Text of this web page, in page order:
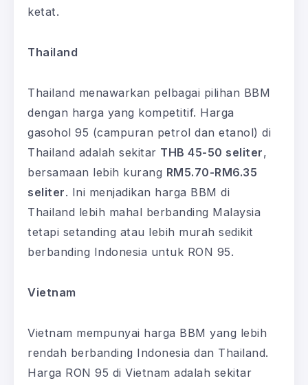
ketat.
Thailand
Thailand menawarkan pelbagai pilihan BBM
dengan harga yang kompetitif. Harga
gasohol 95 (campuran petrol dan etanol) di
Thailand adalah sekitar THB 45-50 seliter,
bersamaan lebih kurang RM5.70-RM6.35
seliter. Ini menjadikan harga BBM di
Thailand lebih mahal berbanding Malaysia
tetapi setanding atau lebih murah sedikit
berbanding Indonesia untuk RON 95.
Vietnam
Vietnam mempunyai harga BBM yang lebih
rendah berbanding Indonesia dan Thailand.
Harga RON 95 di Vietnam adalah sekitar